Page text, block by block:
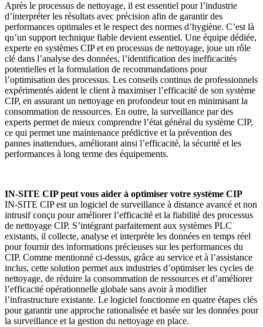
Après le processus de nettoyage, il est essentiel pour l’industrie
d’interpréter les résultats avec précision afin de garantir des
performances optimales et le respect des normes d’hygiène. C’est là
qu’un support technique fiable devient essentiel. Une équipe dédiée,
experte en systèmes CIP et en processus de nettoyage, joue un rôle
clé dans l’analyse des données, l’identification des inefficacités
potentielles et la formulation de recommandations pour
l’optimisation des processus. Les conseils continus de professionnels
expérimentés aident le client à maximiser l’efficacité de son système
CIP, en assurant un nettoyage en profondeur tout en minimisant la
consommation de ressources. En outre, la surveillance par des
experts permet de mieux comprendre l’état général du système CIP,
ce qui permet une maintenance prédictive et la prévention des
pannes inattendues, améliorant ainsi l’efficacité, la sécurité et les
performances à long terme des équipements.
IN-SITE CIP peut vous aider à optimiser votre système CIP
IN-SITE CIP est un logiciel de surveillance à distance avancé et non
intrusif conçu pour améliorer l’efficacité et la fiabilité des processus
de nettoyage CIP. S’intégrant parfaitement aux systèmes PLC
existants, il collecte, analyse et interprète les données en temps réel
pour fournir des informations précieuses sur les performances du
CIP. Comme mentionné ci-dessus, grâce au service et à l’assistance
inclus, cette solution permet aux industries d’optimiser les cycles de
nettoyage, de réduire la consommation de ressources et d’améliorer
l’efficacité opérationnelle globale sans avoir à modifier
l’infrastructure existante. Le logiciel fonctionne en quatre étapes clés
pour garantir une approche rationalisée et basée sur les données pour
la surveillance et la gestion du nettoyage en place.